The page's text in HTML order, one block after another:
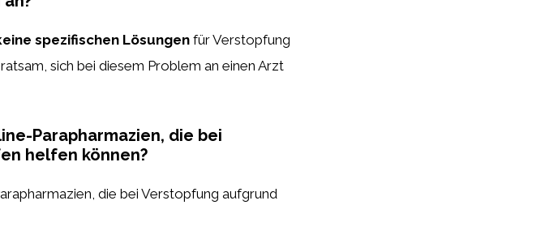
spezifischen Lösungen für Verstopfung
sich bei diesem Problem an einen Arzt
Parapharmazien, die bei
helfen können?
die bei Verstopfung aufgrund